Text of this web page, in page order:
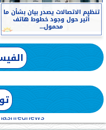
تنظيم الاتصالات يصدر بيان بشأن ما
أثير حول وجود خطوط هاتف
محمول...